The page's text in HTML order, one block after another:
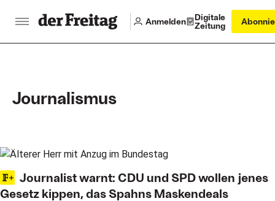
Anmelden
Digitale
Zeitung
Journalismus
Main articles
Journalist warnt: CDU und SPD wollen jenes
Gesetz kippen, das Spahns Maskendeals